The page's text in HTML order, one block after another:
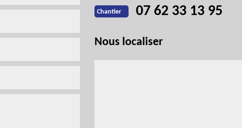
Chantier 07 62 33 13 95
Nous localiser